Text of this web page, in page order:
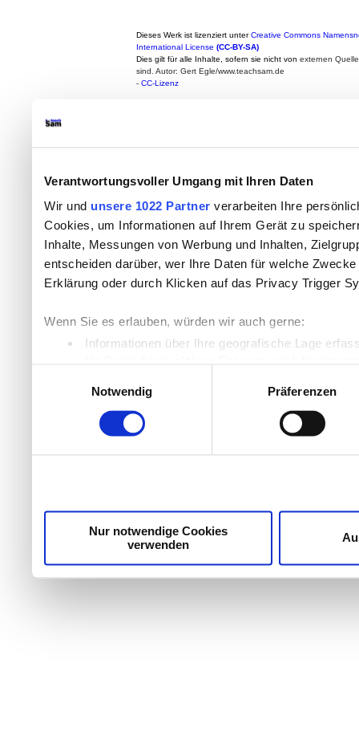
Verantwortungsvoller Umgang mit Ihren Daten
Wir und unsere 1022 Partner verarbeiten Ihre
Cookies, um Informationen auf Ihrem Gerät zu
Inhalte, Messungen von Werbung und Inhalten,
entscheiden darüber, wer Ihre Daten für welche
Erklärung oder durch Klicken auf das Privacy Trigger
Wenn Sie es erlauben, würden wir auch gerne:
Informationen über Ihre geografische Lage
Wir verwenden Cookies, um Inhalte und Anzeigen zu
die Zugriffe auf unsere Website zu analysieren.
Dienste gesammelt haben.
Notwendig
Präferenzen
Nur notwendige Cookies
verwenden
Dieses Werk ist lizenziert unterCreative Commons
International License (CC-BY-SA)
Dies gilt für alle Inhalte, sofern sie nicht von externen
sind. Autor: Gert Egle/www.teachsam.de
- CC-Lizenz